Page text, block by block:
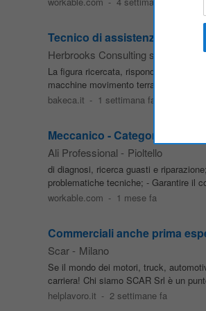
Tecnico di assistenza -
Herbrooks Consulting s.r.l.
La figura ricercata, rispondendo al
macchine movimento terra, sia
bakeca.it - 1 settimana fa
Meccanico - Categorie Protette
Ali Professional - Pioltello
di diagnosi, ricerca guasti e
problematiche tecniche; - Garantire il
workable.com - 1 mese fa
Commerciali anche prima
Scar - Milano
Se il mondo dei motori, truck,
carriera! Chi siamo SCAR Srl è un
helplavoro.it - 2 settimane fa